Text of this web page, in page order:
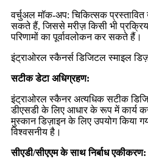
वर्चुअल मॉक-अप: चिकित्सक
सकते हैं, जिससे मरीज़ किसी भी
परिणामों का पूर्वावलोकन कर सकते हैं।
इंट्राओरल स्कैनर्स डिजिटल स्माइल
सटीक डेटा अधिग्रहण:
इंट्राओरल स्कैनर अत्यधिक सटीक
डीएसडी के लिए आधार के रूप में कार्य
मुस्कान डिज़ाइन के लिए उपयोग किया
विश्वसनीय है।
सीएडी/सीएएम के साथ निर्बाध एकीकरण: